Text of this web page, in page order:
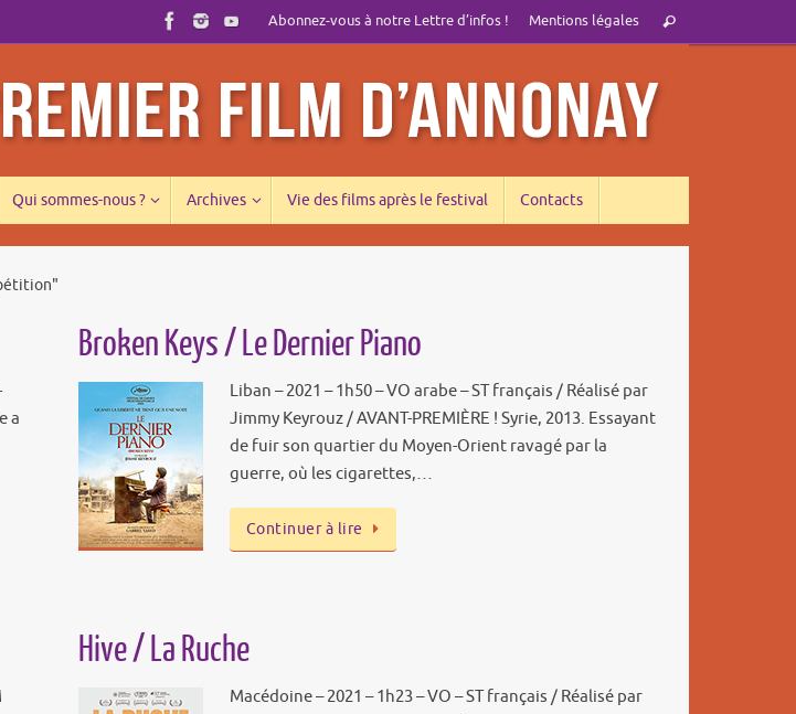
Abonnez-vous à notre Lettre d’infos ! Mentions légales
pour
Rechercher
Qui sommes-nous ? Archives Vie des films après le festival Contacts
a
Broken Keys / Le Dernier Piano
Liban – 2021 – 1h50 – VO arabe – ST français / Réalisé par
Jimmy Keyrouz / AVANT-PREMIÈRE ! Syrie, 2013. Essayant
de fuir son quartier du Moyen-Orient ravagé par la
guerre, où les cigarettes,…
Continuer à lire
Hive / La Ruche
Macédoine – 2021 – 1h23 – VO – ST français / Réalisé par